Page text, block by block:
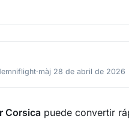
·màj 28 de abril de 2026
Corsica puede convertir